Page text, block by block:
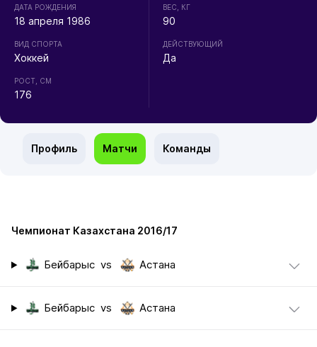
ДАТА РОЖДЕНИЯ
18 апреля 1986
ВИД СПОРТА
Хоккей
РОСТ, СМ
176
ВЕС, КГ
90
ДЕЙСТВУЮЩИЙ
Да
Профиль Матчи Команды
Чемпионат Казахстана 2016/17
Бейбарыс vs Астана
Бейбарыс vs Астана